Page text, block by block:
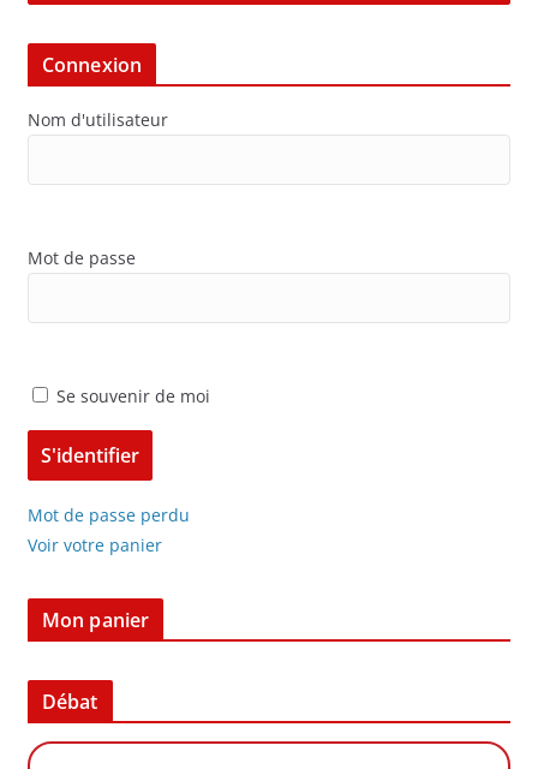
Connexion
Nom d'utilisateur
Mot de passe
Se souvenir de moi
Mot de passe perdu
Voir votre panier
Mon panier
Débat